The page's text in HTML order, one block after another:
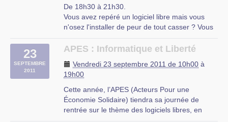
l’Union Française de la Jeunesse (UFJ) ,
organise le (…)
UFJ
De 18h30 à 21h30.
Vous avez repéré un logiciel libre mais vous
n'osez l'installer de peur de tout casser ? Vous
particulière (gestion de bénévoles, compta,
linux en parallèle de windows (…)
23 rue Gosselet, Lille
23
SEPTEMBRE
2011
APES : Informatique et Liberté
Vendredi 23 septembre 2011 de 10h00 à
19h00
Cette année, l’APES (Acteurs Pour une
Économie Solidaire) tiendra sa journée de
rentrée sur le thème des logiciels libres, en